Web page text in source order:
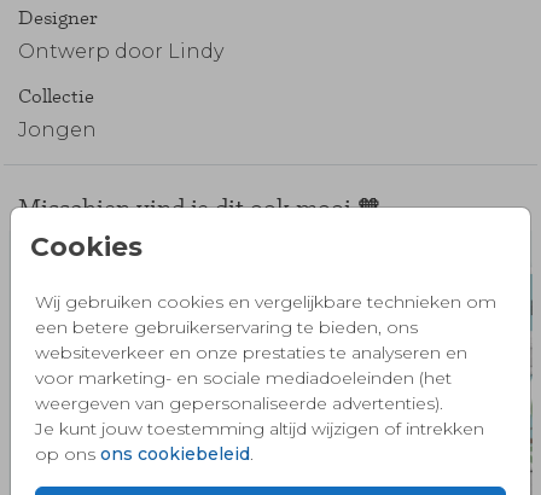
Cookies
Wij gebruiken cookies en vergelijkbare technieken om
een betere gebruikerservaring te bieden, ons
websiteverkeer en onze prestaties te analyseren en
voor marketing- en sociale mediadoeleinden (het
weergeven van gepersonaliseerde advertenties).
Je kunt jouw toestemming altijd wijzigen of intrekken
op ons ons cookiebeleid
Designer
Ontwerp door Lindy
Collectie
Jongen
Misschien vind je dit ook mooi 🧡